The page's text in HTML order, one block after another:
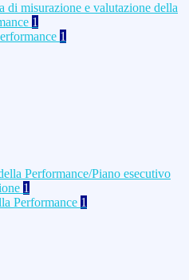
di misurazione e valutazione della
1
1
Performance/Piano esecutivo
1
Performance 1